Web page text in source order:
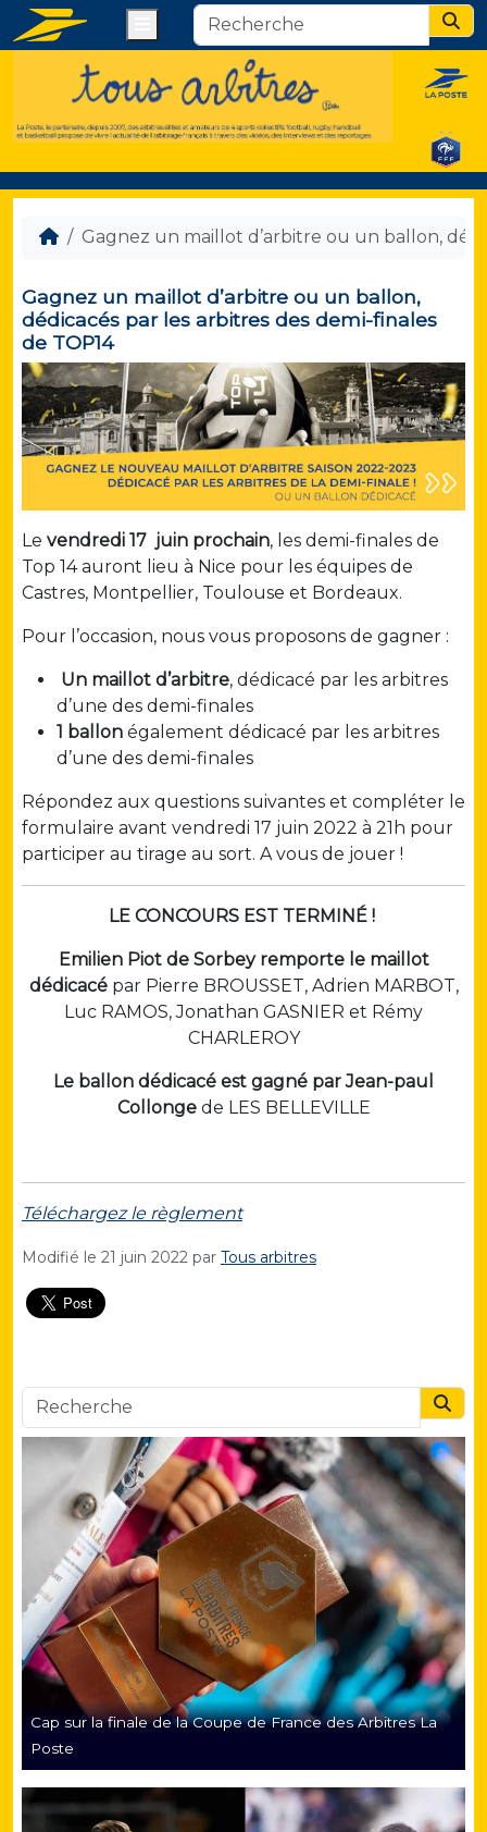
Gagnez un maillot d’arbitre ou un ballon,
Gagnez un maillot d’arbitre ou un ballon,
dédicacés par les arbitres des demi-finales
de TOP14
Le vendredi 17 juin prochain, les demi-finales de
Top 14 auront lieu à Nice pour les équipes de
Castres, Montpellier, Toulouse et Bordeaux.
Pour l’occasion, nous vous proposons de gagner :
Un maillot d’arbitre, dédicacé par les arbitres
d’une des demi-finales
1 ballon également dédicacé par les arbitres
d’une des demi-finales
Répondez aux questions suivantes et compléter le
formulaire avant vendredi 17 juin 2022 à 21h pour
participer au tirage au sort. A vous de jouer !
LE CONCOURS EST TERMINÉ !
Emilien Piot de Sorbey remporte le maillot
dédicacépar Pierre BROUSSET, Adrien MARBOT,
Luc RAMOS, Jonathan GASNIER et Rémy
CHARLEROY
Le ballon dédicacé est gagné par Jean-paul
Collongede LES BELLEVILLE
Téléchargez le règlement
Modifié le 21 juin 2022 par Tous arbitres
Cap sur la finale de la Coupe de France des Arbitres La
Poste